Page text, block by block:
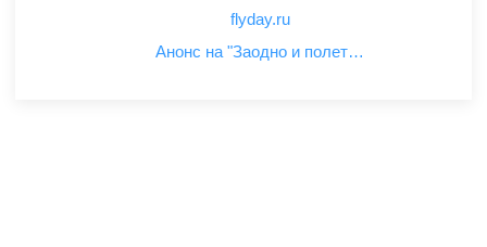
flyday.ru
Анонс на "Заодно и полет…